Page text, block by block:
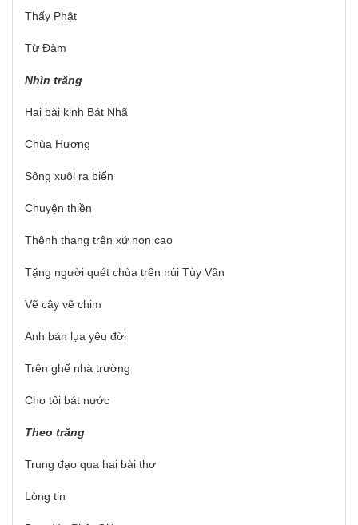
Thấy Phật
Từ Đàm
Nhìn trăng
Hai bài kinh Bát Nhã
Chùa Hương
Sông xuôi ra biển
Chuyện thiền
Thênh thang trên xứ non cao
Tặng người quét chùa trên núi Tùy Vân
Vẽ cây vẽ chim
Anh bán lụa yêu đời
Trên ghế nhà trường
Cho tôi bát nước
Theo trăng
Trung đạo qua hai bài thơ
Lòng tin